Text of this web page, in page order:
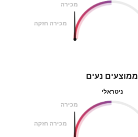
מכירה
מכירה חזקה
ממוצעים נעים
ניטראלי
מכירה
מכירה חזקה